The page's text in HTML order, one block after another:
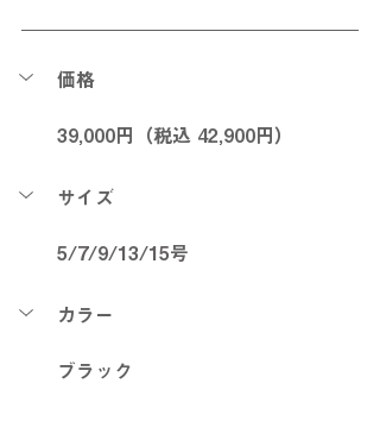
価格
39,000円（税込 42,900円）
サイズ
5/7/9/13/15号
カラー
ブラック